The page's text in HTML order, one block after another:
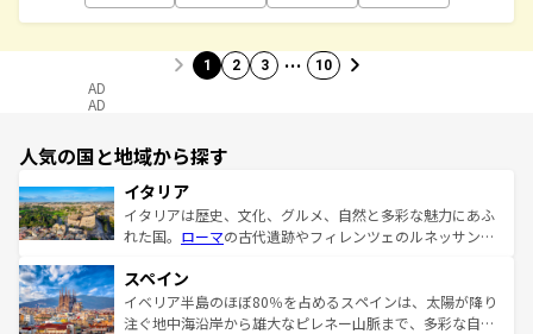
1 2 3 … 10
AD
AD
人気の国と地域から探す
イタリア
イタリアは歴史、文化、グルメ、自然と多彩な魅力にあふ
れた国。 ローマの古代遺跡やフィレンツェのルネッサンス
ろん、トスカーナの美しい田園風景やアマルフィ海岸の絶
景など、自然景観も見逃せない。観光の合間には、本場の
ピザやパスタなど、絶品のイタリア料理を堪能することも
スペイン
イベリア半島のほぼ80％を占めるスペインは、太陽が降り
注ぐ地中海沿岸から雄大なピレネー山脈まで、多彩な自然